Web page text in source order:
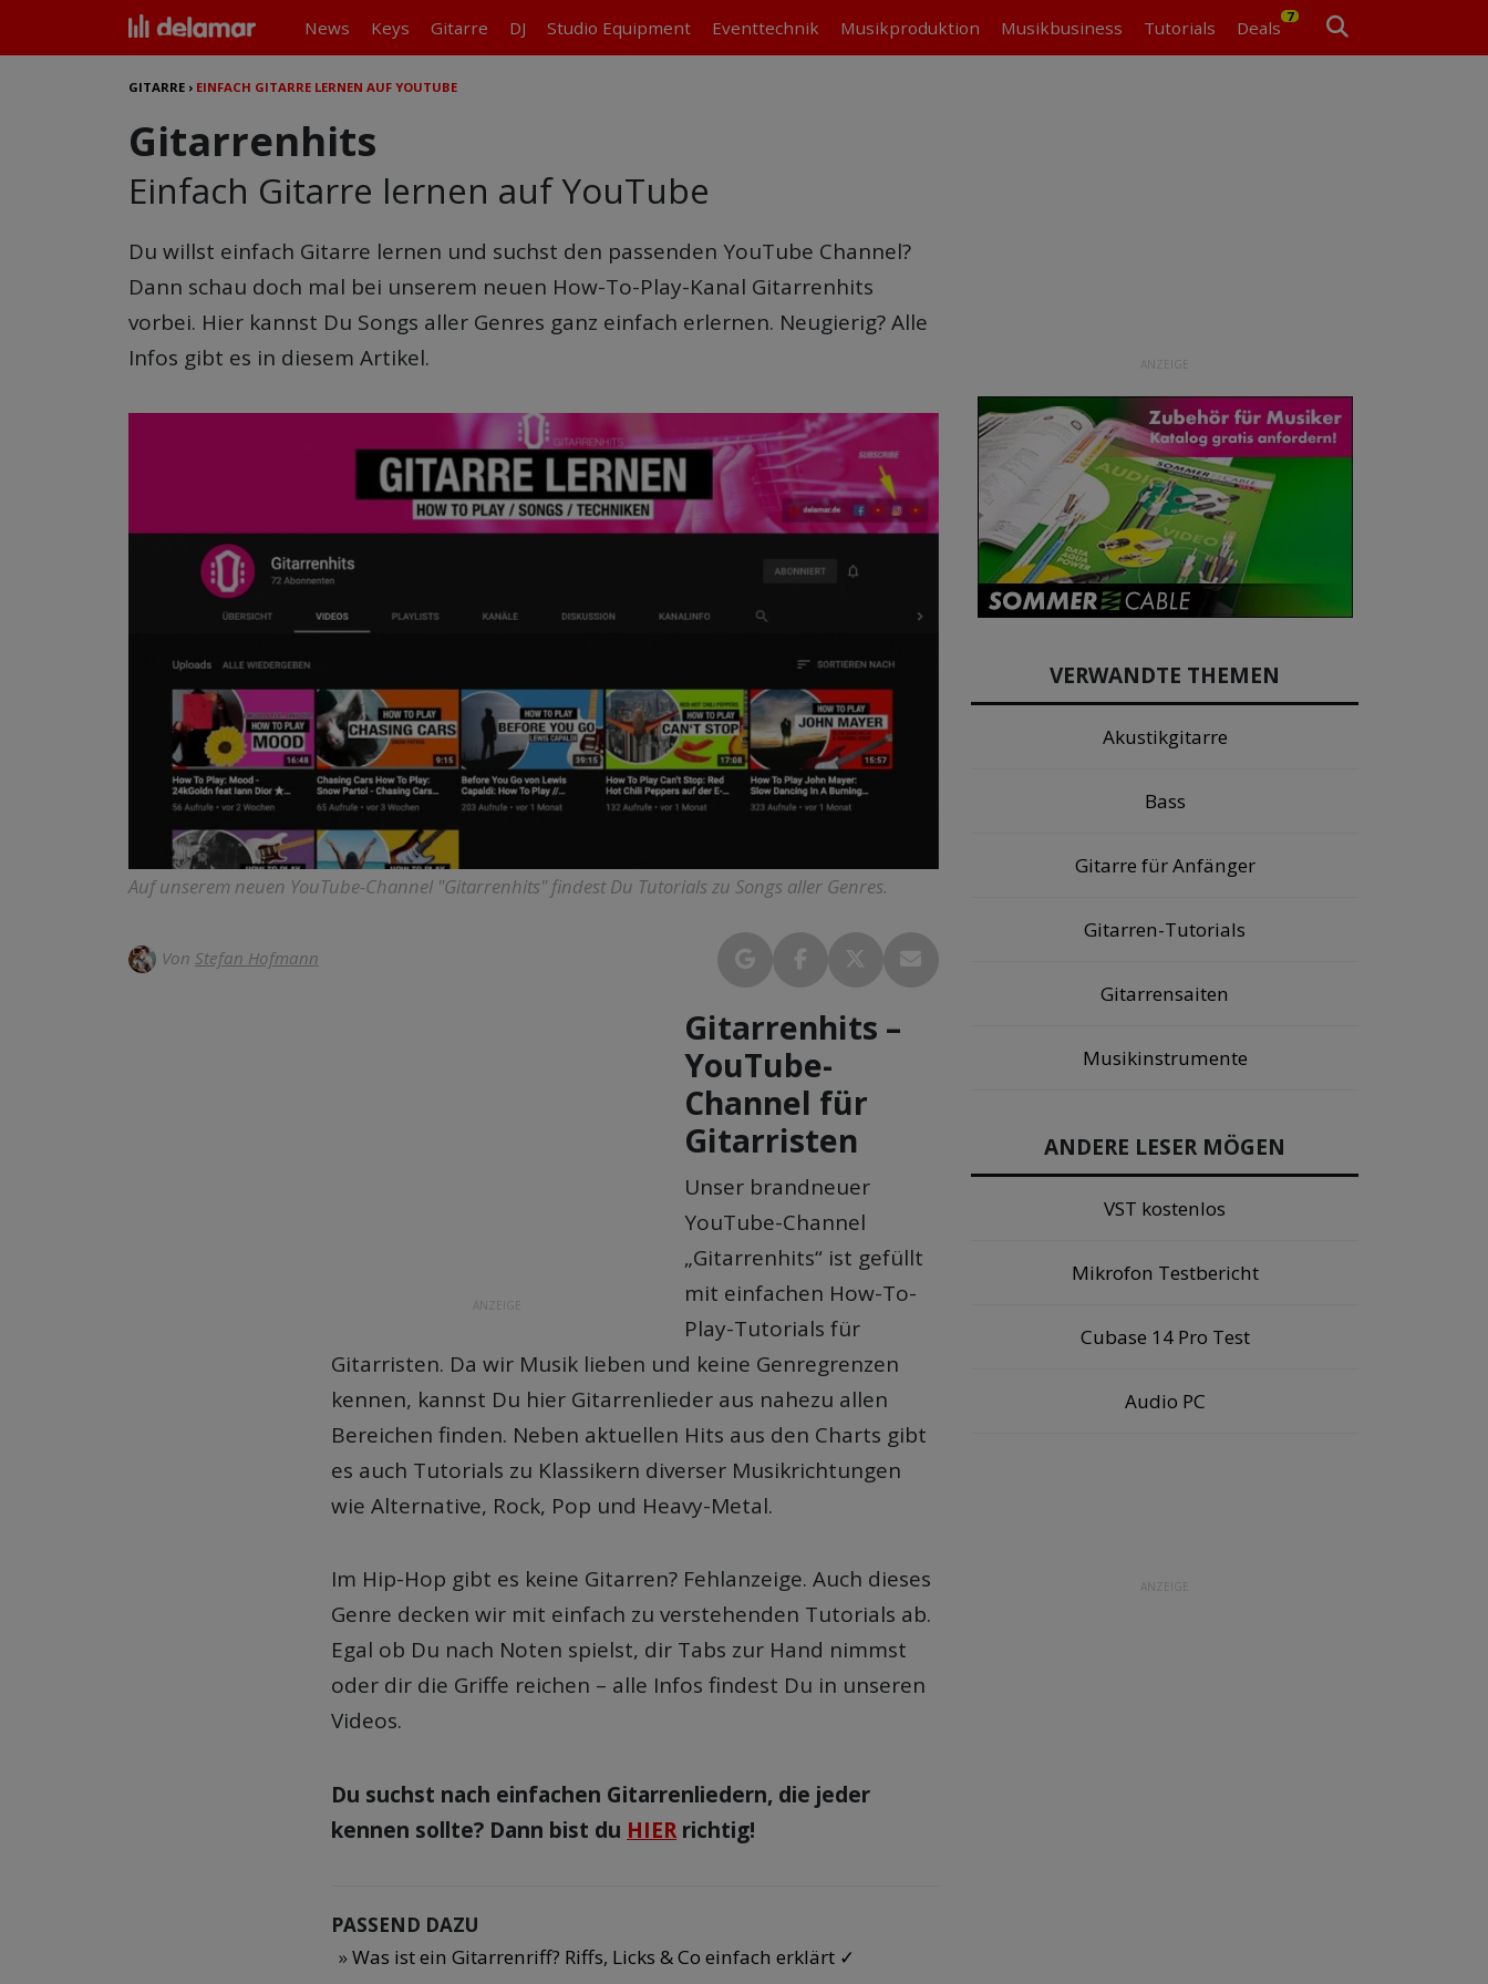
News Keys Gitarre DJ Studio Equipment Eventtechnik Musikproduktion Musikbusiness Tutorials Deals
7
GITARRE › EINFACH GITARRE LERNEN AUF YOUTUBE
Gitarrenhits
Einfach Gitarre lernen auf YouTube
Du willst einfach Gitarre lernen und suchst den passenden YouTube Channel?
Dann schau doch mal bei unserem neuen How-To-Play-Kanal Gitarrenhits
vorbei. Hier kannst Du Songs aller Genres ganz einfach erlernen. Neugierig? Alle
Infos gibt es in diesem Artikel.
Auf unserem neuen YouTube-Channel "Gitarrenhits" findest Du Tutorials zu Songs aller Genres.
Von Stefan Hofmann
ANZEIGE
Gitarrenhits –
YouTube-
Channel für
Gitarristen
Unser brandneuer
YouTube-Channel
„Gitarrenhits“ ist gefüllt
mit einfachen How-To-
Play-Tutorials für
Gitarristen. Da wir Musik lieben und keine Genregrenzen
kennen, kannst Du hier Gitarrenlieder aus nahezu allen
Bereichen finden. Neben aktuellen Hits aus den Charts gibt
es auch Tutorials zu Klassikern diverser Musikrichtungen
wie Alternative, Rock, Pop und Heavy-Metal.
Im Hip-Hop gibt es keine Gitarren? Fehlanzeige. Auch dieses
Genre decken wir mit einfach zu verstehenden Tutorials ab.
Egal ob Du nach Noten spielst, dir Tabs zur Hand nimmst
oder dir die Griffe reichen – alle Infos findest Du in unseren
Videos.
Du suchst nach einfachen Gitarrenliedern, die jeder
kennen sollte? Dann bist du HIER richtig!
PASSEND DAZU
Was ist ein Gitarrenriff? Riffs, Licks & Co einfach erklärt ✓
ANZEIGE
VERWANDTE THEMEN
Akustikgitarre
Bass
Gitarre für Anfänger
Gitarren-Tutorials
Gitarrensaiten
Musikinstrumente
ANDERE LESER MÖGEN
VST kostenlos
Mikrofon Testbericht
Cubase 14 Pro Test
Audio PC
ANZEIGE